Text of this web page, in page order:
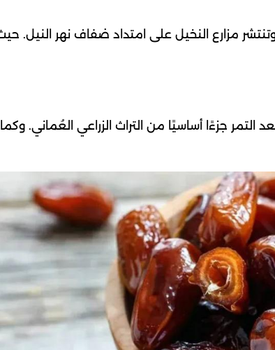
نحو 442 ألف طن سنويًا. وتنتشر مزارع النخيل على امتداد ضفاف نهر
ألف طن سنويًا. ويعد التمر جزءًا أساسيًا من التراث الزراعي